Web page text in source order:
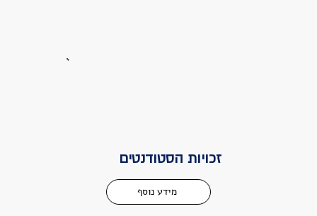
זכויות הסטודנטים
מידע נוסף